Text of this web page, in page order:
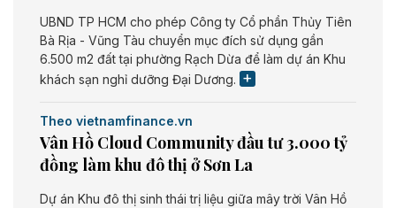
UBND TP HCM cho phép Công ty Cổ phần Thủy Tiên
Bà Rịa - Vũng Tàu chuyển mục đích sử dụng gần
6.500 m2 đất tại phường Rạch Dừa để làm dự án Khu
khách sạn nghỉ dưỡng Đại Dương.
Theo vietnamfinance.vn
Vân Hồ Cloud Community đầu tư 3.000 tỷ
đồng làm khu đô thị ở Sơn La
Dự án Khu đô thị sinh thái trị liệu giữa mây trời Vân Hồ